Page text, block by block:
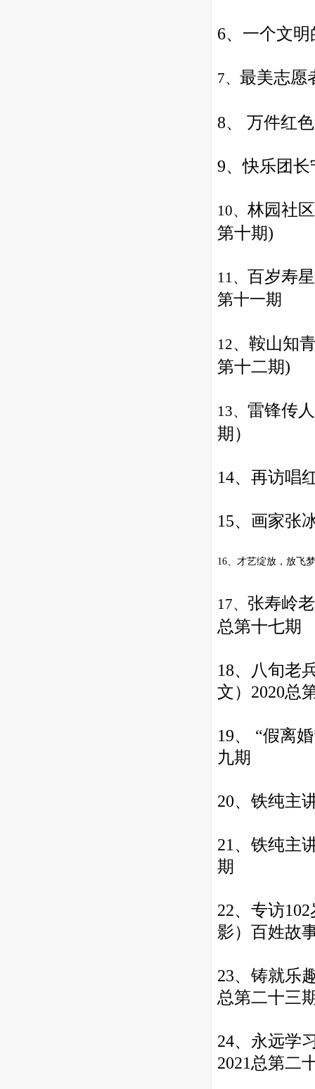
6、 一个文
7、 最美志愿
8、 万件红色
9、快乐团长
10、 林园社
第十期)
11、 百岁寿
第十一期
12、 鞍山知
第十二期)
13、 雷锋传
期 ）
14、 再访唱
15、 画家张
16、 才艺绽放，放飞
17、 张寿岭
总第十七期
18、
八旬老
文）2020总
19、
“假离
九期
20、 铁纯主
21、 铁纯主
期
22、 专访
影）百姓故
23、铸就乐
总第二十三
24、永远学
2021总第二